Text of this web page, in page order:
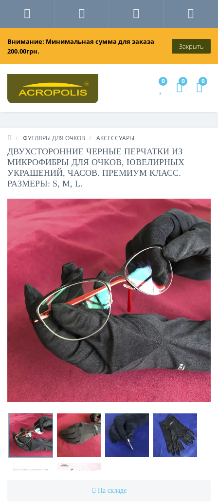
Внимание: Минимальная сумма для заказа
200.00грн.
Закрыть
0 0 0
ФУТЛЯРЫ ДЛЯ ОЧКОВ АКСЕССУАРЫ
ДВУХСТОРОННИЕ ЧЕРНЫЕ ПЕРЧАТКИ ИЗ
МИКРОФИБРЫ ДЛЯ ОЧКОВ, ЮВЕЛИРНЫХ
УКРАШЕНИЙ, ЧАСОВ. ПРЕМИУМ КЛАСС.
РАЗМЕРЫ: S, M, L.
На складе